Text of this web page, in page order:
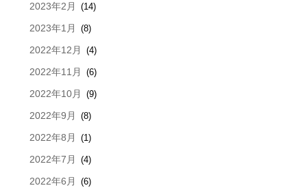
2023年2月 (14)
2023年1月 (8)
2022年12月 (4)
2022年11月 (6)
2022年10月 (9)
2022年9月 (8)
2022年8月 (1)
2022年7月 (4)
2022年6月 (6)